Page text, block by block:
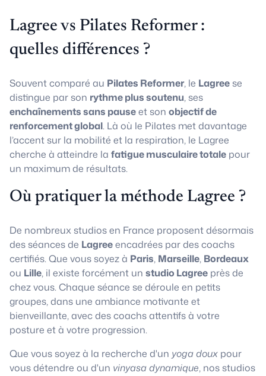
Lagree vs Pilates Reformer :
quelles différences ?
Souvent comparé au Pilates Reformer, le Lagree se
distingue par son rythme plus soutenu, ses
enchaînements sans pauseet son objectif de
renforcement global. Là où le Pilates met davantage
l’accent sur la mobilité et la respiration, le Lagree
cherche à atteindre la fatigue musculaire totale pour
un maximum de résultats.
Où pratiquer la méthode Lagree ?
De nombreux studios en France proposent désormais
des séances de Lagreeencadrées par des coachs
certifiés. Que vous soyez à Paris, Marseille, Bordeaux
ou Lille, il existe forcément un studio Lagree près de
chez vous. Chaque séance se déroule en petits
groupes, dans une ambiance motivante et
bienveillante, avec des coachs attentifs à votre
posture et à votre progression.
Que vous soyez à la recherche d'un yoga doux pour
vous détendre ou d'un vinyasa dynamique, nos studios